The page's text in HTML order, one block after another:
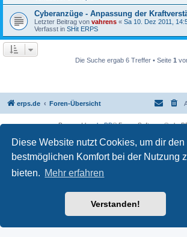
Diese Website nutzt Cookies, um dir den
bestmöglichen Komfort bei der Nutzung
bieten. Mehr erfahren
Verstanden!
Cyberanzüge - Anpassung der
Letzter Beitrag von vahrens « Sa 10. Dez 2011,
Verfasst in SHit ERPS
Die Suche ergab 6 Treffer • Seite 1
erps.de Foren-Übersicht
Powered byphpBB® Forum Software ©
PRIVACY_LINK| TERMS_LINK